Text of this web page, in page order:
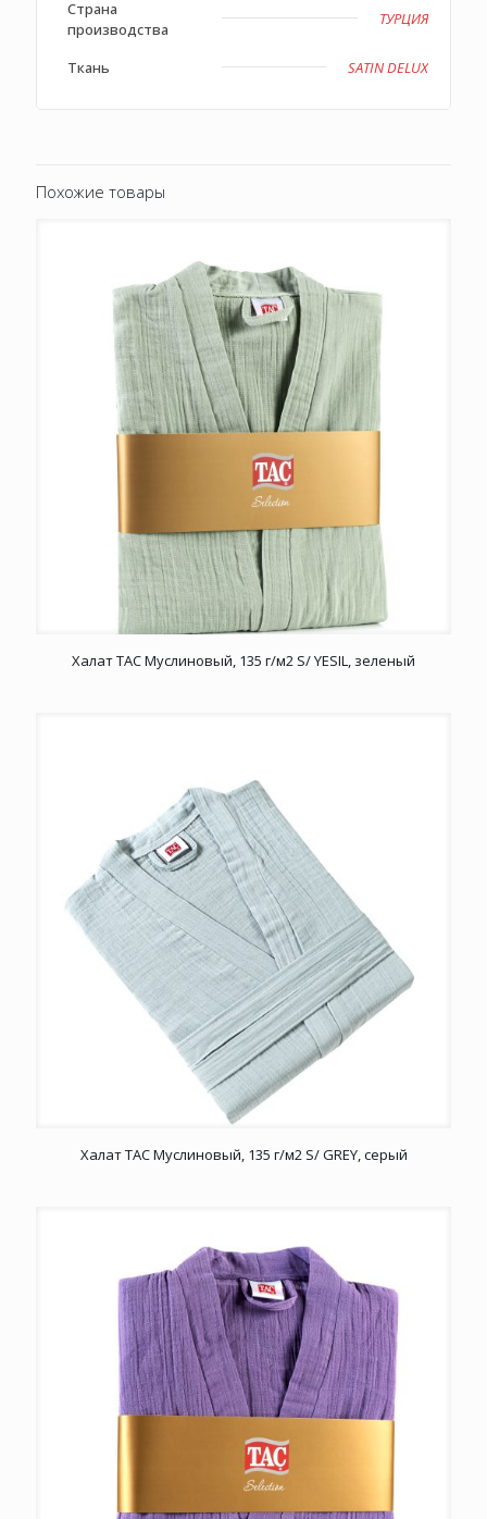
Страна
производства
ТУРЦИЯ
Ткань SATIN DELUX
Похожие товары
Халат TAC Муслиновый, 135 г/м2 S/ YESIL, зеленый
Халат TAC Муслиновый, 135 г/м2 S/ GREY, серый